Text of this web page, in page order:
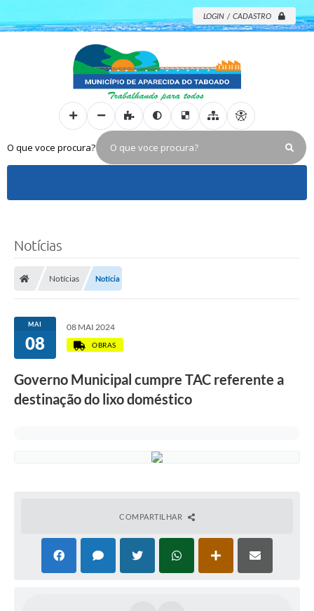
LOGIN / CADASTRO
O que voce procura?
Notícias
Notícias Notícia
MAI
08
08 MAI 2024
OBRAS
Governo Municipal cumpre TAC referente a
destinação do lixo doméstico
COMPARTILHAR